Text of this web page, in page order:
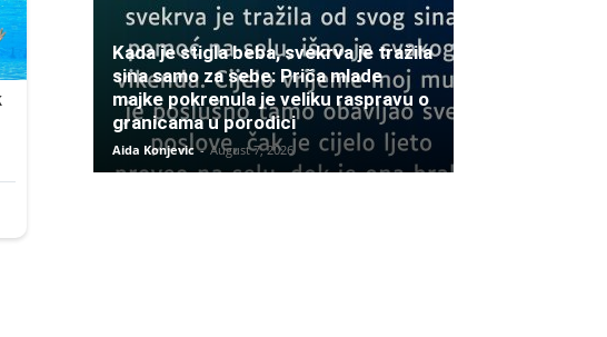
Kada je stigla beba, svekrva je tražila
sina samo za sebe: Priča mlade
majke pokrenula je veliku raspravu o
granicama u porodici
Aida Konjevic - August 7, 2026